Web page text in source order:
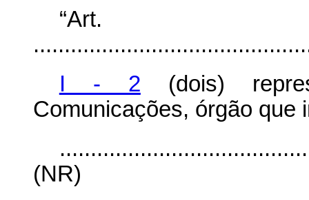
I - 2 (dois)
Comunicações, órgão que
(NR)